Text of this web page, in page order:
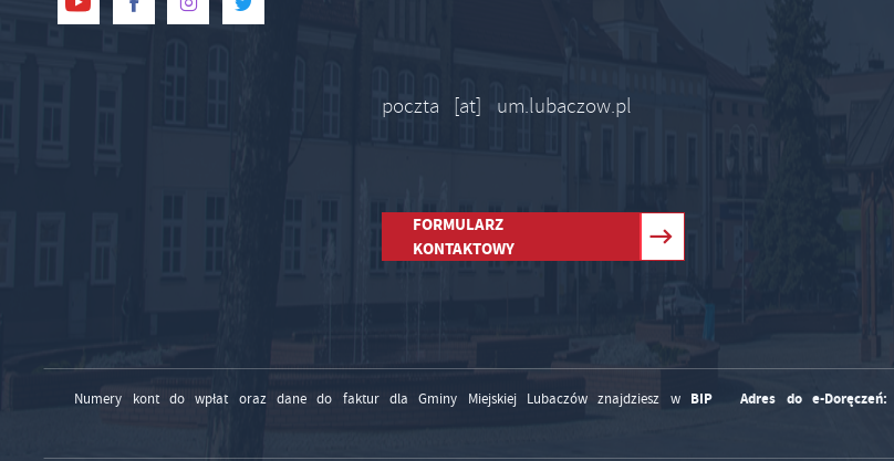
poczta [at] um.lubaczow.pl
FORMULARZ
KONTAKTOWY
Numery kont do wpłat oraz dane do faktur dla Gminy Miejskiej Lubaczów znajdziesz w BIP Adres do e-Doręczeń: